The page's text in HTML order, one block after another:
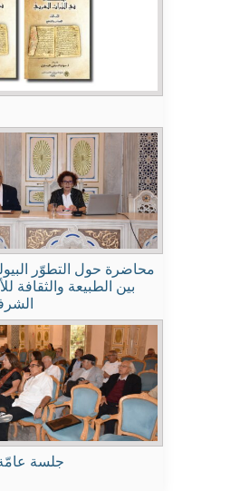
محاضرة حول التطوّر
بين الطبيعة والثقافة
الشرفي 19
جلسة عامّة – 13